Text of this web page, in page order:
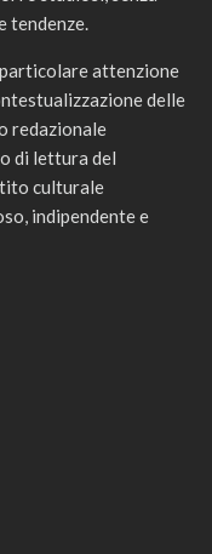
tendenze.
attenzione
delle
redazionale
di lettura del
culturale
indipendente e